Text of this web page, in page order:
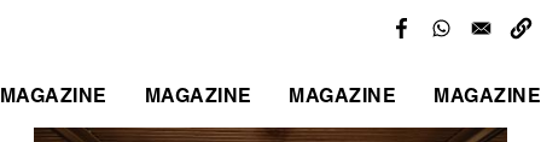
MAGAZINE MAGAZINE MAGAZINE MAGAZINE